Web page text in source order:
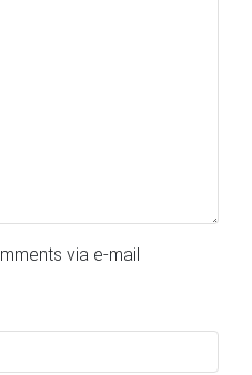
via e-mail